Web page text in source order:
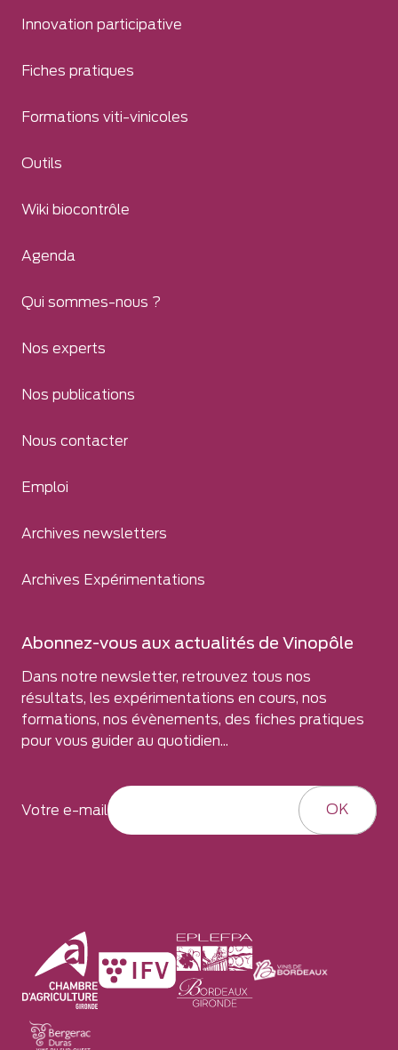
Innovation participative
Fiches pratiques
Formations viti-vinicoles
Outils
Wiki biocontrôle
Agenda
Qui sommes-nous ?
Nos experts
Nos publications
Nous contacter
Emploi
Archives newsletters
Archives Expérimentations
Abonnez-vous aux actualités de Vinopôle
Dans notre newsletter, retrouvez tous nos
résultats, les expérimentations en cours, nos
formations, nos évènements, des fiches pratiques
pour vous guider au quotidien...
Votre e-mail OK